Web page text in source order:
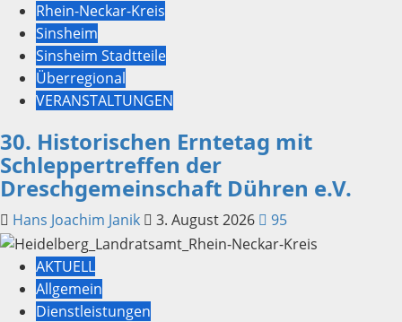
Rhein-Neckar-Kreis
Sinsheim
Sinsheim Stadtteile
Überregional
VERANSTALTUNGEN
30. Historischen Erntetag mit
Schleppertreffen der
Dreschgemeinschaft Dühren e.V.
Hans Joachim Janik 3. August 2026 95
AKTUELL
Allgemein
Dienstleistungen